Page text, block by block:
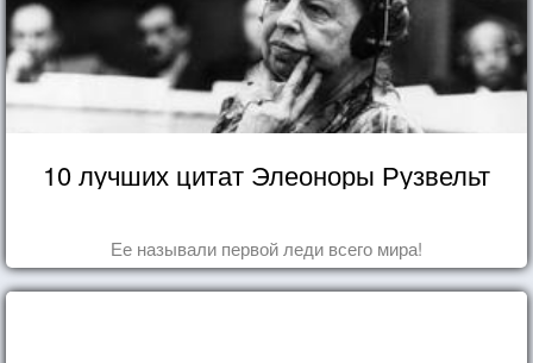
10 лучших цитат Элеоноры Рузвельт
Ее называли первой леди всего мира!